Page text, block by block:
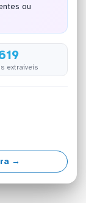
ou
extraíveis
→